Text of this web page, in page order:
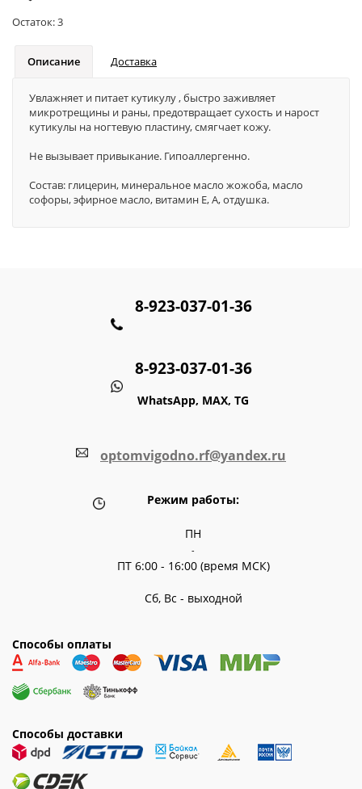
Остаток:3
Описание Доставка
Увлажняет и питает кутикулу , быстро заживляет
микротрещины и раны, предотвращает сухость и нарост
кутикулы на ногтевую пластину, смягчает кожу.
Не вызывает привыкание. Гипоаллергенно.
Состав: глицерин, минеральное масло жожоба, масло
софоры, эфирное масло, витамин Е, А, отдушка.
8-923-037-01-36
8-923-037-01-36
WhatsApp, MAX, TG
optomvigodno.rf@yandex.ru
Режим работы:
ПН
-
ПТ 6:00 - 16:00 (время МСК)
Сб, Вс - выходной
Способы оплаты
Способы доставки